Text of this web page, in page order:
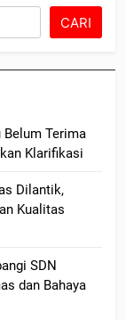
CARI
Belum Terima
Klarifikasi
Dilantik,
Kualitas
SDN
dan Bahaya